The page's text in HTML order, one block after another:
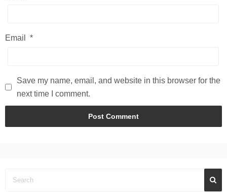
Email *
Save my name, email, and website in this browser for the
next time I comment.